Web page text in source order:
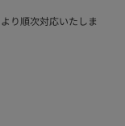
り順次対応いたしま